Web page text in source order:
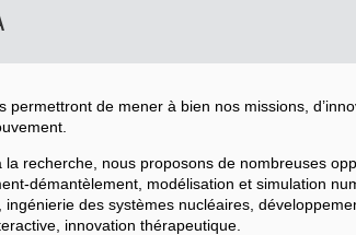
de mener à bien nos missions,
recherche, nous proposons de nombreuses
démantèlement, modélisation et simulation
des systèmes nucléaires,
innovation thérapeutique.